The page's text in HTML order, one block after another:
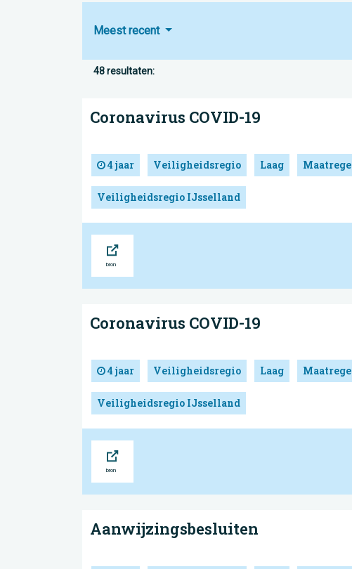
Meest recent
48 resultaten:
Coronavirus COVID-19
4 jaar Veiligheidsregio Laag
Veiligheidsregio IJsselland
Coronavirus COVID-19
4 jaar Veiligheidsregio Laag
Veiligheidsregio IJsselland
Aanwijzingsbesluiten